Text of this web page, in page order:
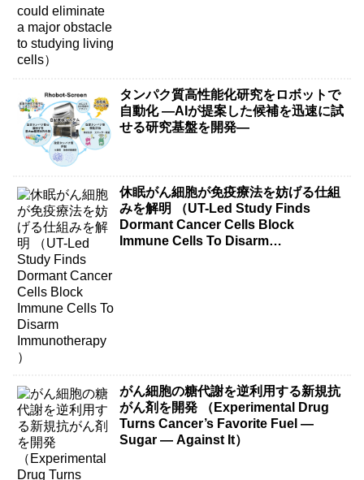
タンパク質高性能化研究をロボットで
自動化 ―AIが提案した候補を迅速に試
せる研究基盤を開発―
休眠がん細胞が免疫療法を妨げる仕組
みを解明 （UT-Led Study Finds
Dormant Cancer Cells Block
Immune Cells To Disarm
がん細胞の糖代謝を逆利用する新規抗
がん剤を開発 （Experimental Drug
Turns Cancer’s Favorite Fuel —
Sugar — Against It）